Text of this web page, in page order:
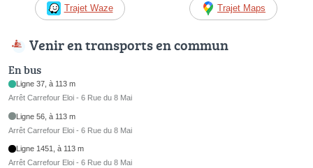
Trajet Waze Trajet Maps
Venir en transports en commun
En bus
Ligne 37, à 113 m
Arrêt Carrefour Eloi - 6 Rue du 8 Mai
Ligne 56, à 113 m
Arrêt Carrefour Eloi - 6 Rue du 8 Mai
Ligne 1451, à 113 m
Arrêt Carrefour Eloi - 6 Rue du 8 Mai